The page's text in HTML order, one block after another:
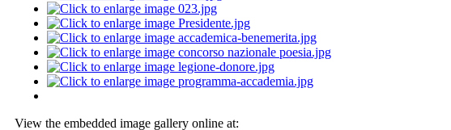
View the embedded image gallery online at: